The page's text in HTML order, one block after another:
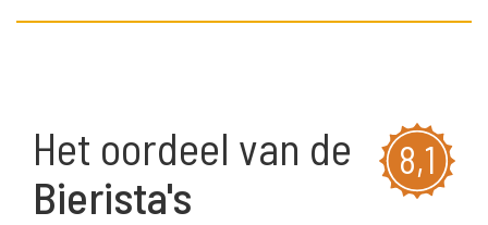
8,1
Het oordeel van de
Bierista's